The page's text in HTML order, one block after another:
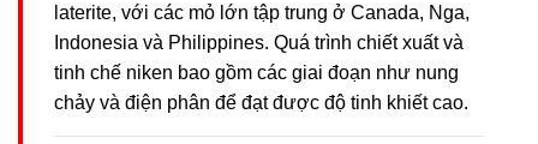
laterite, với các mỏ lớn tập trung ở Canada, Nga,
Indonesia và Philippines. Quá trình chiết xuất và
tinh chế niken bao gồm các giai đoạn như nung
chảy và điện phân để đạt được độ tinh khiết cao.